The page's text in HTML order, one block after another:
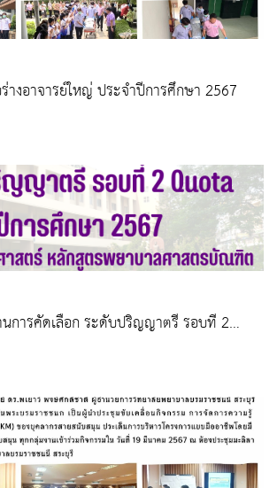
งอาจารย์ใหญ่ ประจำปีการศึกษา 2567
การคัดเลือก ระดับปริญญาตรี รอบที่ 2